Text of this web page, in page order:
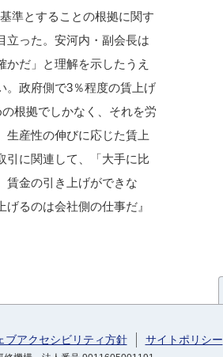
準とすることの根拠に関す
立った。安河内・副会長は
だ」と理解を示したうえ
。政府側で3％程度の賃上げ
根拠でしかなく、それを労
生産性の伸びに応じた賃上
引に関連して、「大手に比
賃金の引き上げができな
るのは会社側の仕事だ』
ブアクセシビリティ方針 サイトポリシー